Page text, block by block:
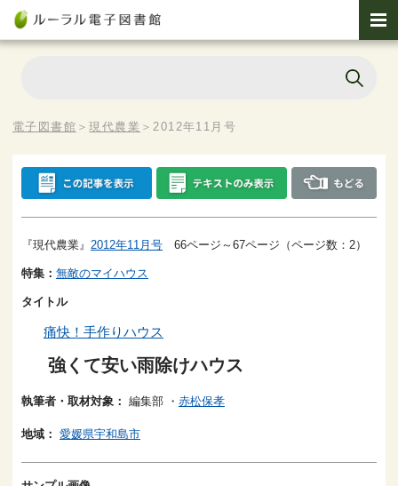
電子図書館 ＞現代農業 ＞2012年11月号
『現代農業』 2012年11月号 66ページ～67ページ（ページ数：2）
特集： 無敵のマイハウス
タイトル
痛快！手作りハウス
強くて安い雨除けハウス
執筆者・取材対象： 編集部 ・ 赤松保孝
地域： 愛媛県宇和島市